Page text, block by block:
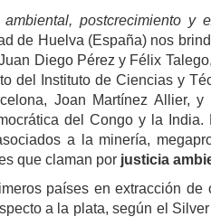
ambiental, postcrecimiento y
de Huelva (España) nos
Diego Pérez y Félix
del Instituto de Ciencias y
Joan Martínez Allier, y
del Congo y la India.
a la minería,
que claman por justicia
países en extracción de
a la plata, según el